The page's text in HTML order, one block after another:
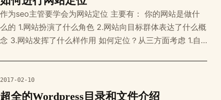
作为seo主管要学会为网站定位 主要有： 你的网站是做什
么的 1.网站扮演了什么角色 2.网站向目标群体表达了什么概
念 3.网站发挥了什么样作用 如何定位？从三方面考虑 1.自
2017-02-10
超全的Wordpress目录和文件介绍